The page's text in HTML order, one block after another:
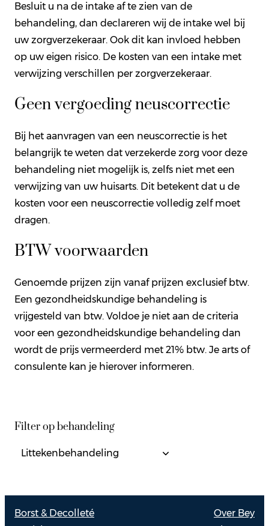
Besluit u na de intake af te zien van de
behandeling, dan declareren wij de intake wel bij
uw zorgverzekeraar. Ook dit kan invloed hebben
op uw eigen risico. De kosten van een intake met
verwijzing verschillen per zorgverzekeraar.
Geen vergoeding neuscorrectie
Bij het aanvragen van een neuscorrectie is het
belangrijk te weten dat verzekerde zorg voor deze
behandeling niet mogelijk is, zelfs niet met een
verwijzing van uw huisarts. Dit betekent dat u de
kosten voor een neuscorrectie volledig zelf moet
dragen.
BTW voorwaarden
Genoemde prijzen zijn vanaf prijzen exclusief btw.
Een gezondheidskundige behandeling is
vrijgesteld van btw. Voldoe je niet aan de criteria
voor een gezondheidskundige behandeling dan
wordt de prijs vermeerderd met 21% btw. Je arts of
consulente kan je hierover informeren.
Filter op behandeling
Borst & Decolleté
Over Bey